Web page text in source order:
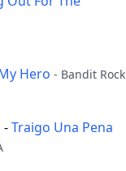
Hero - Bandit Rock
-Traigo Una Pena